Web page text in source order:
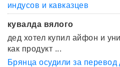
индусов и кавказцев
кувалда вялого
дед хотел купил айфон и
как продукт ...
Брянца осудили за